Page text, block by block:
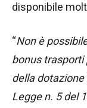
disponibile
“Non è
bonus
della
Legge n. 5 del